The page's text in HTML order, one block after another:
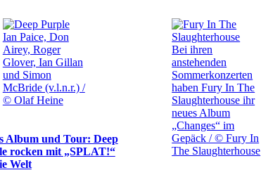
Ian Paice, Don
Airey, Roger
Glover, Ian Gillan
und Simon
McBride (v.l.n.r.) /
© Olaf Heine
Album und Tour: Deep
rocken mit „SPLAT!“
Welt
Bei ihren
anstehenden
Sommerkonzerten
haben Fury In The
Slaughterhouse ihr
neues Album
„Changes“ im
Gepäck / © Fury In
The Slaughterhouse